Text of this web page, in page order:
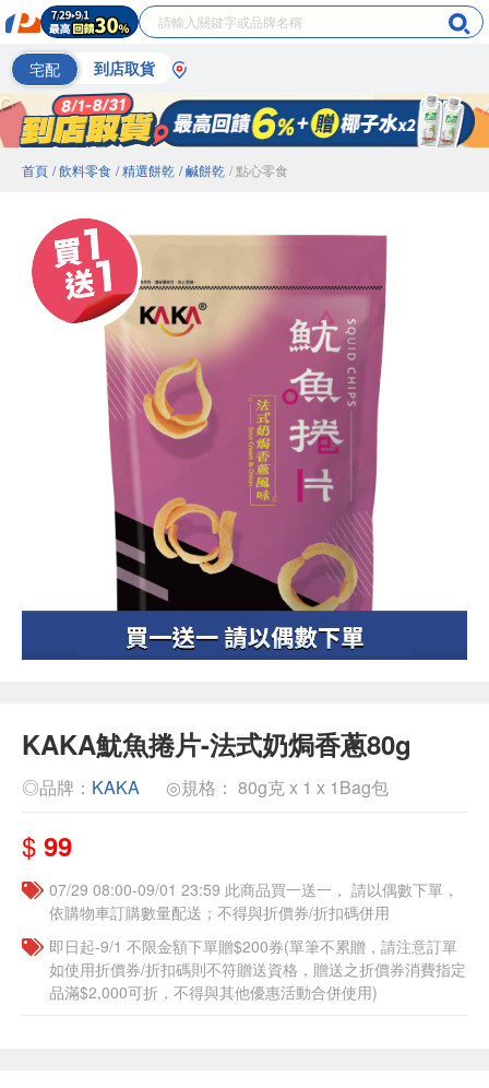
宅配 到店取貨
首頁 / 飲料零食 / 精選餅乾 / 鹹餅乾 / 點心零食
KAKA魷魚捲片-法式奶焗香蔥80g
◎品牌： KAKA ◎規格： 80g克 x 1 x 1Bag包
$ 99
07/29 08:00-09/01 23:59 此商品買一送一， 請以偶數下單，
依購物車訂購數量配送；不得與折價券/折扣碼併用
即日起-9/1 不限金額下單贈$200券(單筆不累贈，請注意訂單
如使用折價券/折扣碼則不符贈送資格，贈送之折價券消費指定
品滿$2,000可折，不得與其他優惠活動合併使用)